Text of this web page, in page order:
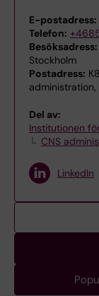
E-postadress:
Telefon:
Besöksadress:
Stockholm
Postadress:
administration,
Del av:
Institutionen
CNS
LinkedIn